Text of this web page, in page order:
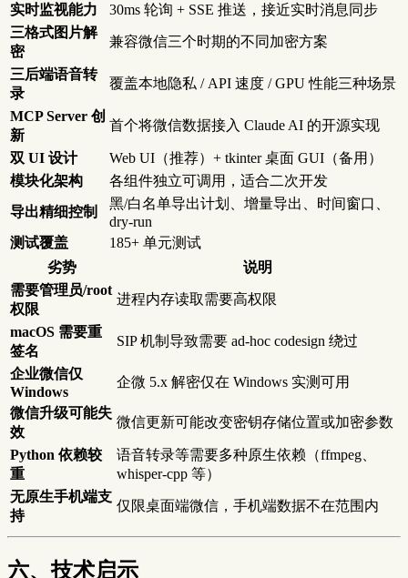
实时监视能力
30ms 轮询 + SSE 推送，接近实时消息同步
三格式图片解
密
兼容微信三个时期的不同加密方案
三后端语音转
录
覆盖本地隐私 / API 速度 / GPU 性能三种场景
MCP Server 创
新
首个将微信数据接入 Claude AI 的开源实现
双 UI 设计
Web UI（推荐）+ tkinter 桌面 GUI（备用）
模块化架构
各组件独立可调用，适合二次开发
导出精细控制
黑/白名单导出计划、增量导出、时间窗口、
dry-run
测试覆盖
185+ 单元测试
劣势
说明
需要管理员/root
权限
进程内存读取需要高权限
macOS 需要重
签名
SIP 机制导致需要 ad-hoc codesign 绕过
企业微信仅
Windows
企微 5.x 解密仅在 Windows 实测可用
微信升级可能失
效
微信更新可能改变密钥存储位置或加密参数
Python 依赖较
重
语音转录等需要多种原生依赖（ffmpeg、
whisper-cpp 等）
无原生手机端支
持
仅限桌面端微信，手机端数据不在范围内
六、技术启示